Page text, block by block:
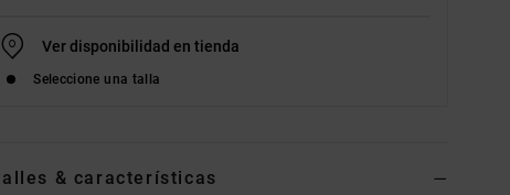
Ver disponibilidad en tienda
Seleccione una talla
& características